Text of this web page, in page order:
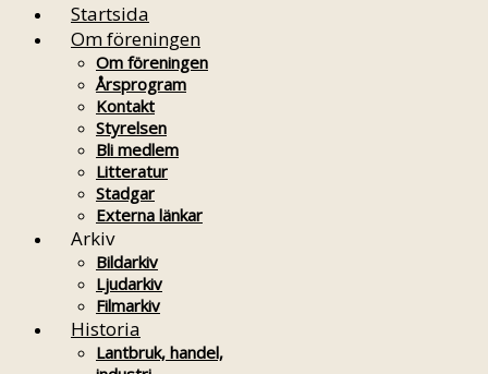
Startsida
Om föreningen
Om föreningen
Årsprogram
Kontakt
Styrelsen
Bli medlem
Litteratur
Stadgar
Externa länkar
Arkiv
Bildarkiv
Ljudarkiv
Filmarkiv
Historia
Lantbruk, handel,